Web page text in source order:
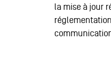
la mise à jour